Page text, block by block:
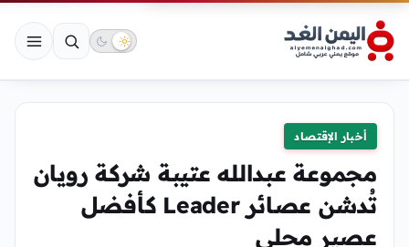
أخبار الإقتصاد
مجموعة عبدالله عتيبة شركة رويان
تُدشن عصائر Leader كأفضل
عصير محلي